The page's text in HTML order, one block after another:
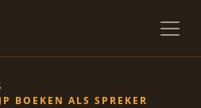
BOEKEN ALS SPREKER